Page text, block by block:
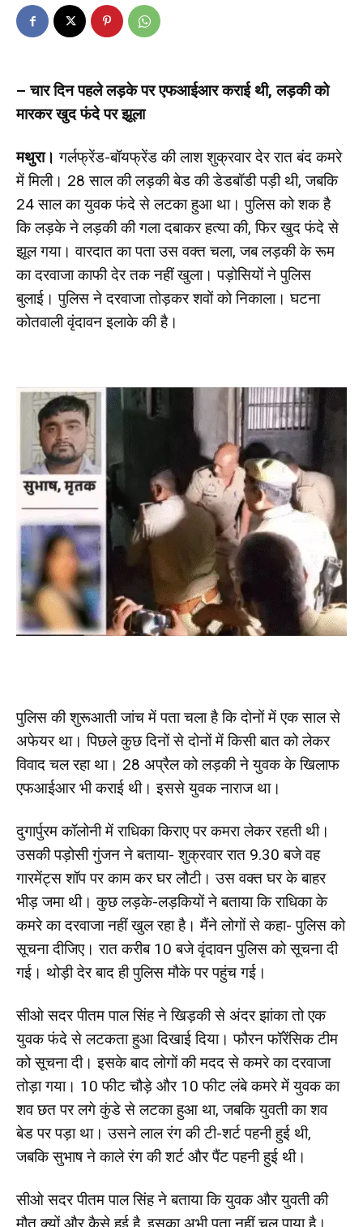
– चार दिन पहले लड़के पर एफआईआर कराई थी, लड़की को
मारकर खुद फंदे पर झूला
मथुरा। गर्लफ्रेंड-बॉयफ्रेंड की लाश शुक्रवार देर रात बंद कमरे
में मिली। 28 साल की लड़की बेड की डेडबॉडी पड़ी थी, जबकि
24 साल का युवक फंदे से लटका हुआ था। पुलिस को शक है
कि लड़के ने लड़की की गला दबाकर हत्या की, फिर खुद फंदे से
झूल गया। वारदात का पता उस वक्त चला, जब लड़की के रूम
का दरवाजा काफी देर तक नहीं खुला। पड़ोसियों ने पुलिस
बुलाई। पुलिस ने दरवाजा तोड़कर शवों को निकाला। घटना
कोतवाली वृंदावन इलाके की है।
पुलिस की शुरूआती जांच में पता चला है कि दोनों में एक साल से
अफेयर था। पिछले कुछ दिनों से दोनों में किसी बात को लेकर
विवाद चल रहा था। 28 अप्रैल को लड़की ने युवक के खिलाफ
एफआईआर भी कराई थी। इससे युवक नाराज था।
दुगार्पुरम कॉलोनी में राधिका किराए पर कमरा लेकर रहती थी।
उसकी पड़ोसी गुंजन ने बताया- शुक्रवार रात 9.30 बजे वह
गारमेंट्स शॉप पर काम कर घर लौटी। उस वक्त घर के बाहर
भीड़ जमा थी। कुछ लड़के-लड़कियों ने बताया कि राधिका के
कमरे का दरवाजा नहीं खुल रहा है। मैंने लोगों से कहा- पुलिस को
सूचना दीजिए। रात करीब 10 बजे वृंदावन पुलिस को सूचना दी
गई। थोड़ी देर बाद ही पुलिस मौके पर पहुंच गई।
सीओ सदर पीतम पाल सिंह ने खिड़की से अंदर झांका तो एक
युवक फंदे से लटकता हुआ दिखाई दिया। फौरन फॉरेंसिक टीम
को सूचना दी। इसके बाद लोगों की मदद से कमरे का दरवाजा
तोड़ा गया। 10 फीट चौड़े और 10 फीट लंबे कमरे में युवक का
शव छत पर लगे कुंडे से लटका हुआ था, जबकि युवती का शव
बेड पर पड़ा था। उसने लाल रंग की टी-शर्ट पहनी हुई थी,
जबकि सुभाष ने काले रंग की शर्ट और पैंट पहनी हुई थी।
सीओ सदर पीतम पाल सिंह ने बताया कि युवक और युवती की